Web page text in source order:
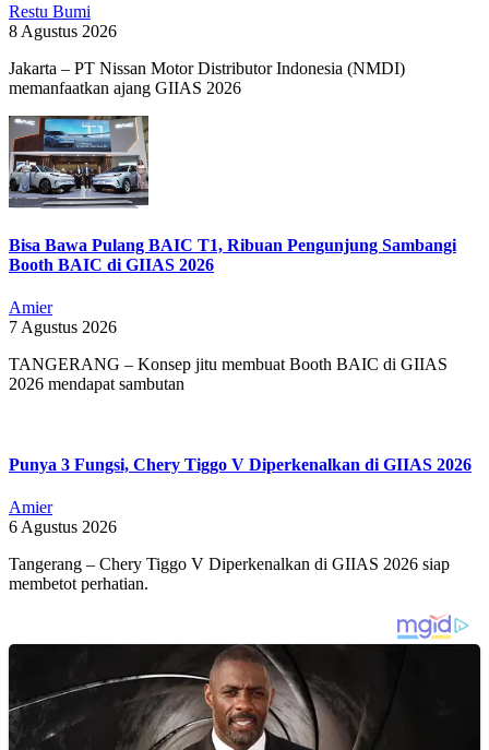
Restu Bumi
8 Agustus 2026
Jakarta – PT Nissan Motor Distributor Indonesia (NMDI)
memanfaatkan ajang GIIAS 2026
Bisa Bawa Pulang BAIC T1, Ribuan Pengunjung Sambangi
Booth BAIC di GIIAS 2026
Amier
7 Agustus 2026
TANGERANG – Konsep jitu membuat Booth BAIC di GIIAS
2026 mendapat sambutan
Punya 3 Fungsi, Chery Tiggo V Diperkenalkan di GIIAS 2026
Amier
6 Agustus 2026
Tangerang – Chery Tiggo V Diperkenalkan di GIIAS 2026 siap
membetot perhatian.